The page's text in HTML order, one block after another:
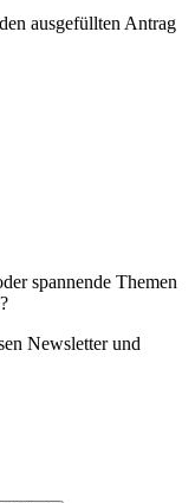
ausgefüllten Antrag
spannende Themen
Newsletter und